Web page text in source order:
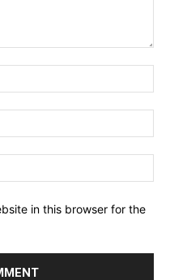
in this browser for the